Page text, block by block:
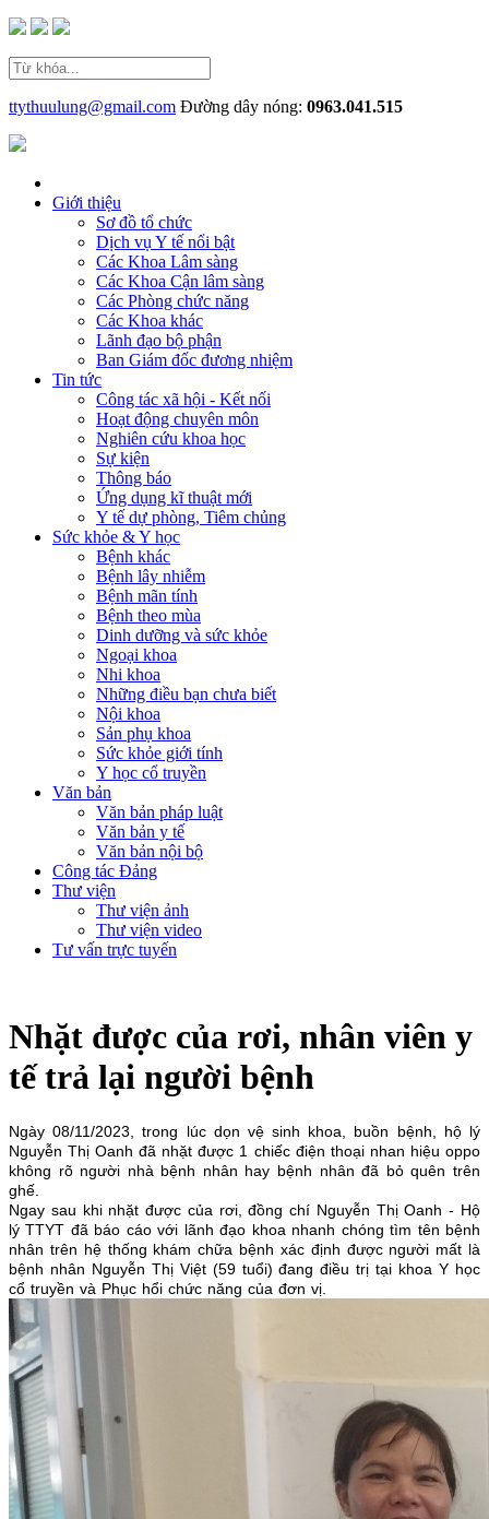
ttythuulung@gmail.com Đường dây nóng: 0963.041.515
Giới thiệu
Sơ đồ tổ chức
Dịch vụ Y tế nổi bật
Các Khoa Lâm sàng
Các Khoa Cận lâm sàng
Các Phòng chức năng
Các Khoa khác
Lãnh đạo bộ phận
Ban Giám đốc đương nhiệm
Tin tức
Công tác xã hội - Kết nối
Hoạt động chuyên môn
Nghiên cứu khoa học
Sự kiện
Thông báo
Ứng dụng kĩ thuật mới
Y tế dự phòng, Tiêm chủng
Sức khỏe & Y học
Bệnh khác
Bệnh lây nhiễm
Bệnh mãn tính
Bệnh theo mùa
Dinh dưỡng và sức khỏe
Ngoại khoa
Nhi khoa
Những điều bạn chưa biết
Nội khoa
Sản phụ khoa
Sức khỏe giới tính
Y học cổ truyền
Văn bản
Văn bản pháp luật
Văn bản y tế
Văn bản nội bộ
Công tác Đảng
Thư viện
Thư viện ảnh
Thư viện video
Tư vấn trực tuyến
Nhặt được của rơi, nhân viên y
tế trả lại người bệnh
Ngày 08/11/2023, trong lúc dọn vệ sinh khoa, buồn bệnh, hộ lý
Nguyễn Thị Oanh đã nhặt được 1 chiếc điện thoại nhan hiệu oppo
không rõ người nhà bệnh nhân hay bệnh nhân đã bỏ quên trên
ghế.
Ngay sau khi nhặt được của rơi, đồng chí Nguyễn Thị Oanh - Hộ
lý TTYT đã báo cáo với lãnh đạo khoa nhanh chóng tìm tên bệnh
nhân trên hệ thống khám chữa bệnh xác định được người mất là
bệnh nhân Nguyễn Thị Việt (59 tuổi) đang điều trị tại khoa Y học
cổ truyền và Phục hổi chức năng của đơn vị